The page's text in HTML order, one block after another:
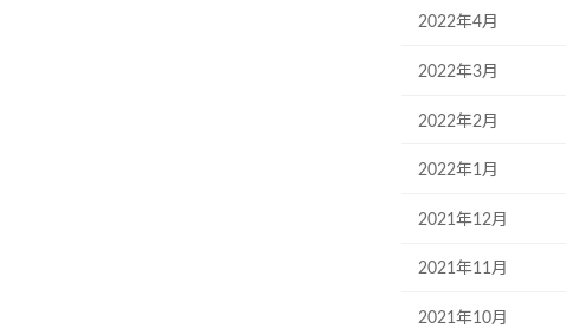
2022年4月
2022年3月
2022年2月
2022年1月
2021年12月
2021年11月
2021年10月